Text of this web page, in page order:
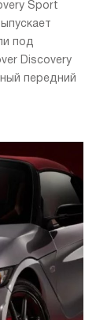
Sport
под
Discovery
передний